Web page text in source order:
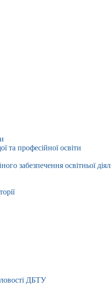
та професійної освіти
забезпечення освітньої
ДБТУ